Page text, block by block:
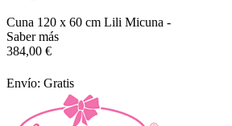
Cuna 120 x 60 cm Lili Micuna -
Saber más
384,00 €
Envío: Gratis